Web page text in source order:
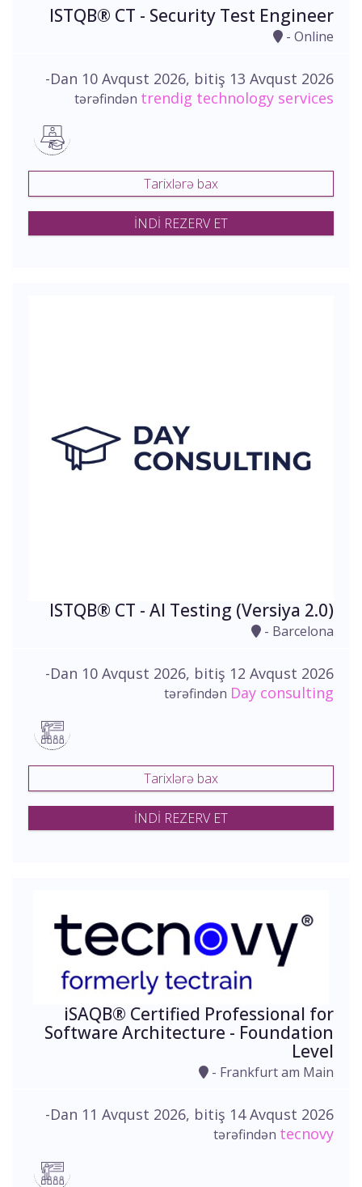
ISTQB® CT - Security Test Engineer
- Online
-Dan 10 Avqust 2026, bitiş 13 Avqust 2026
tərəfindən trendig technology services
Tarixlərə bax
İNDİ REZERV ET
ISTQB® CT - AI Testing (Versiya 2.0)
- Barcelona
-Dan 10 Avqust 2026, bitiş 12 Avqust 2026
tərəfindən Day consulting
Tarixlərə bax
İNDİ REZERV ET
iSAQB® Certified Professional for
Software Architecture - Foundation
Level
- Frankfurt am Main
-Dan 11 Avqust 2026, bitiş 14 Avqust 2026
tərəfindən tecnovy